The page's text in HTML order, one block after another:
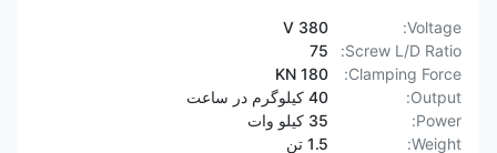
Voltage:
Screw L/D Ratio:
75
Clamping Force:
180 KN
Output:
Power:
Weight: